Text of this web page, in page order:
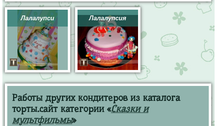
Лалалупси Лалалупсия
Работы других кондитеров из каталога
торты.сайт категории «Сказки и
мультфильмы»